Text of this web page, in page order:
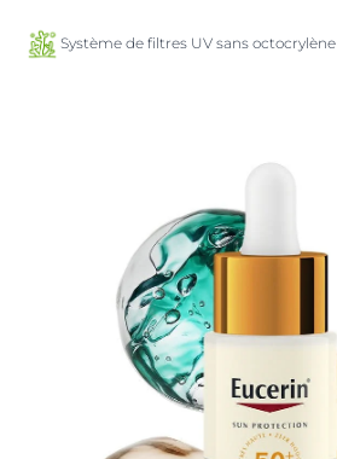
Système de filtres UV sans octocrylène